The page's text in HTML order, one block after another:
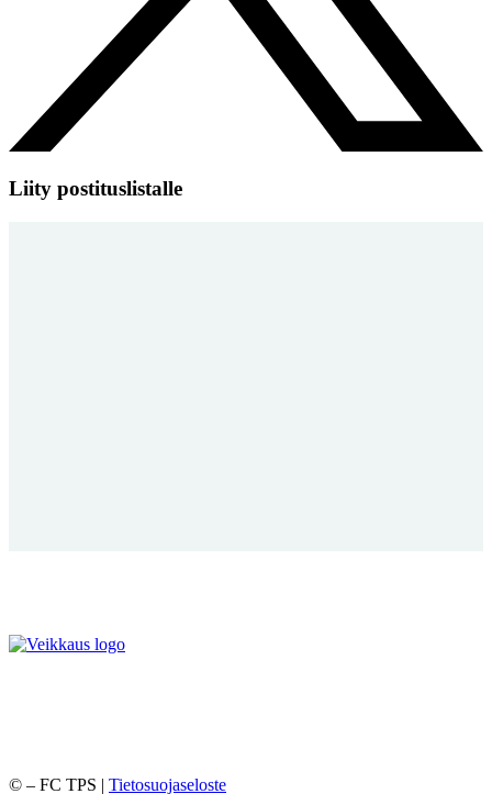
Liity postituslistalle
© – FC TPS | Tietosuojaseloste